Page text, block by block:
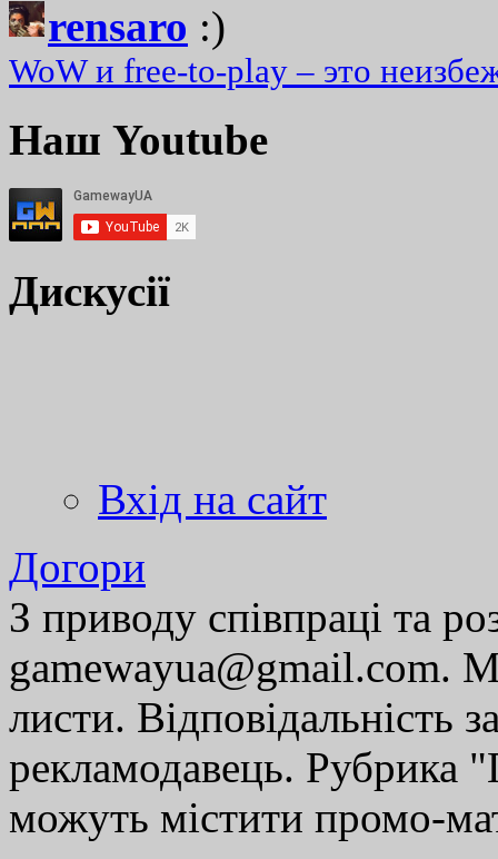
rensaro :)
WoW и free-to-play – это
Наш Youtube
Дискусії
Вхід на сайт
Догори
З приводу співпраці та
gamewayua@gmail.com.
листи. Відповідальність
рекламодавець. Рубрика
можуть містити промо-